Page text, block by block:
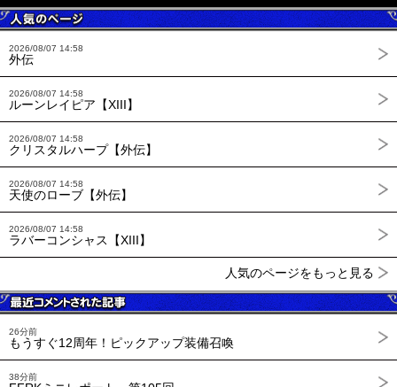
2026/08/07 14:58
外伝
2026/08/07 14:58
ルーンレイピア【XIII】
2026/08/07 14:58
クリスタルハープ【外伝】
2026/08/07 14:58
天使のローブ【外伝】
2026/08/07 14:58
ラバーコンシャス【XIII】
人気のページをもっと見る
26分前
もうすぐ12周年！ピックアップ装備召喚
38分前